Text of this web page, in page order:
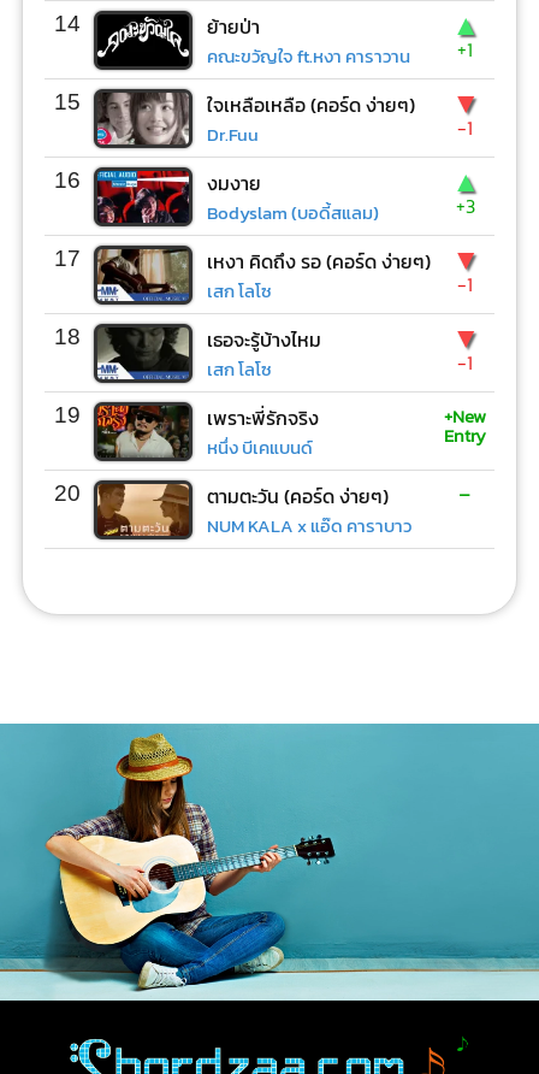
14 ย้ายป่า
คณะขวัญใจ ft.หงา คาราวาน
▲
+1
15 ใจเหลือเหลือ (คอร์ด ง่ายๆ)
Dr.Fuu
▼
-1
16 งมงาย
Bodyslam (บอดี้สแลม)
▲
+3
17 เหงา คิดถึง รอ (คอร์ด ง่ายๆ)
เสก โลโซ
▼
-1
18 เธอจะรู้บ้างไหม
เสก โลโซ
▼
-1
19 เพราะพี่รักจริง
หนึ่ง บีเคแบนด์
+New
Entry
20 ตามตะวัน (คอร์ด ง่ายๆ)
NUM KALA x แอ๊ด คาราบาว
-